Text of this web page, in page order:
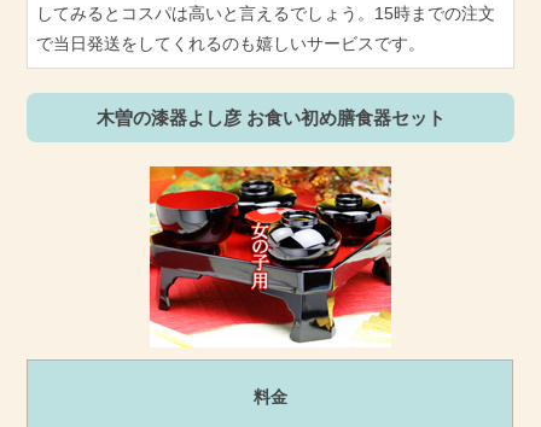
してみるとコスパは高いと言えるでしょう。15時までの注文
で当日発送をしてくれるのも嬉しいサービスです。
木曽の漆器よし彦 お食い初め膳食器セット
料金